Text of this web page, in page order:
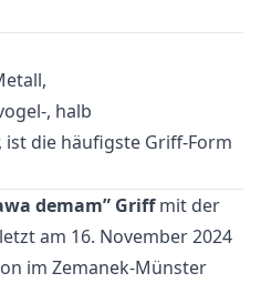
, halb
ist die häufigste Griff-Form
demam” Griffmit der
am 16. November 2024
im Zemanek-Münster